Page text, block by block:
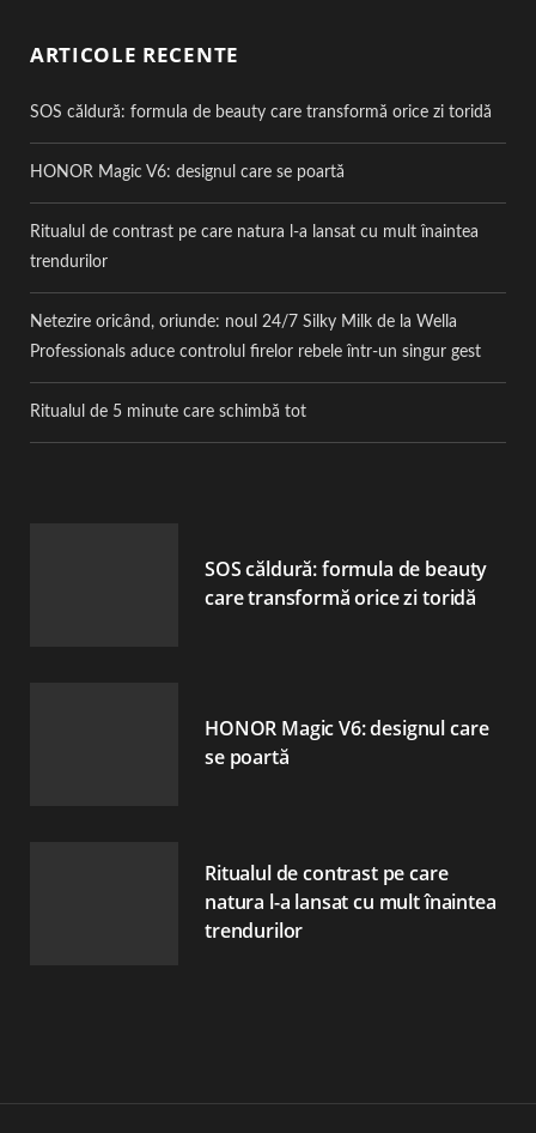
ARTICOLE RECENTE
SOS căldură: formula de beauty care transformă orice zi toridă
HONOR Magic V6: designul care se poartă
Ritualul de contrast pe care natura l-a lansat cu mult înaintea
trendurilor
Netezire oricând, oriunde: noul 24/7 Silky Milk de la Wella
Professionals aduce controlul firelor rebele într-un singur gest
Ritualul de 5 minute care schimbă tot
SOS căldură: formula de beauty
care transformă orice zi toridă
HONOR Magic V6: designul care
se poartă
Ritualul de contrast pe care
natura l-a lansat cu mult înaintea
trendurilor